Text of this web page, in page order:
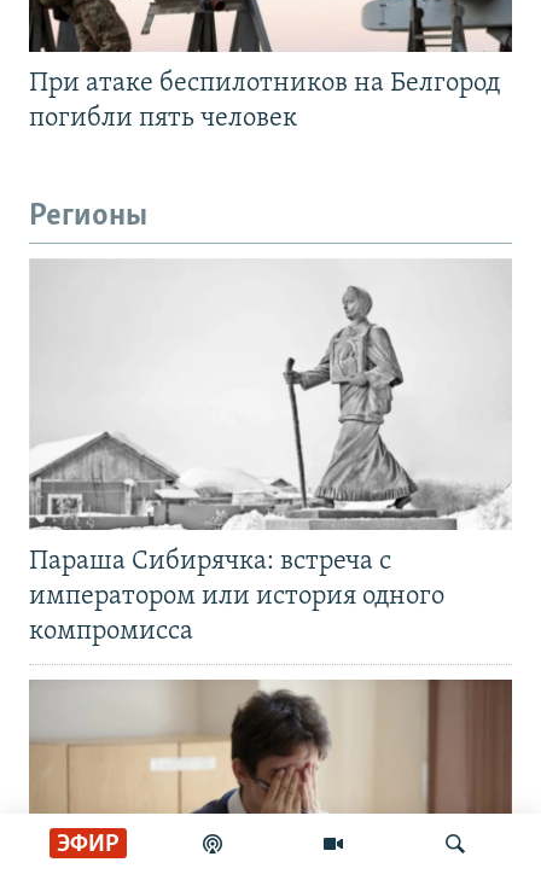
ЭФИР
При атаке беспилотников на Белгород
погибли пять человек
Регионы
Параша Сибирячка: встреча с
императором или история одного
компромисса